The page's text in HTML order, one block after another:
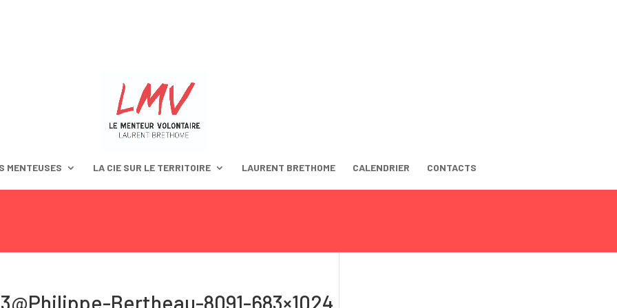
MENTEUSES LA CIE SUR LE TERRITOIRE LAURENT BRETHOME CALENDRIER CONTACTS
Bertheau-8091-683×1024